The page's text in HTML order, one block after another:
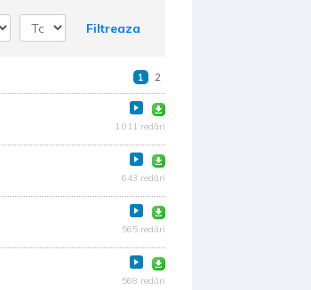
Filtreaza
1 2
1.011 redări
643 redări
565 redări
568 redări